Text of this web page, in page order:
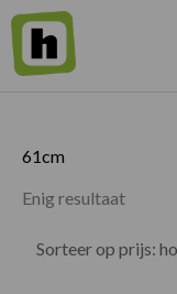
Home»
61cm
Enig resultaat